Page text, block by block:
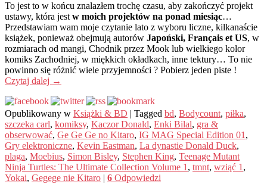
To jest to w końcu znalazłem trochę czasu, aby zakończyć projekt
ustawy, która jestw moich projektów na ponad miesiąc…
Przedstawiam wam moje czytanie lato z wyboru liczne, kilkanaście
książek, ponieważ obejmują autorów Japoński, Français et US, w
rozmiarach od mangi, Chodnik przez Mook lub wielkiego kolor
komiks Zachodniej, w miękkich okładkach, inne tektury… To nie
powinno się różnić wiele przyjemności ? Pobierz jeden piste !
Czytaj dalej →
Opublikowany w Książki & BD Tagged bd, Bodycount, piłka,
szczeka carl, komiksy, Kaczor Donald, Enki Bilal, gra &
obserwować, Ge Ge Ge no Kitaro, IG MAG Special Edition 01,
Gry elektroniczne, Kevin Eastman, La dynastie Donald Duck,
plaga, Moebius, Simon Bisley, Stephen King, Teenage Mutant
Ninja Turtles: The Ultimate Collection Volume 1, tmnt, wziąć 1,
Yokai, Gegege nie Kitaro 6 Odpowiedzi